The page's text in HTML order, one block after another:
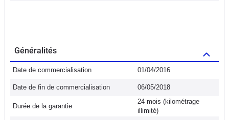
Généralités
Date de commercialisation 01/04/2016
Date de fin de commercialisation 06/05/2018
Durée de la garantie
24 mois (kilométrage
illimité)